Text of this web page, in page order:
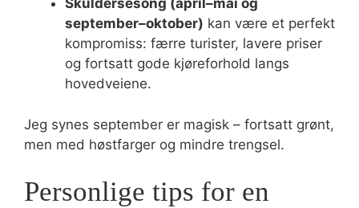
Skuldersesong (april–mai og
september–oktober) kan være et perfekt
kompromiss: færre turister, lavere priser
og fortsatt gode kjøreforhold langs
hovedveiene.
Jeg synes september er magisk – fortsatt grønt,
men med høstfarger og mindre trengsel.
Personlige tips for en